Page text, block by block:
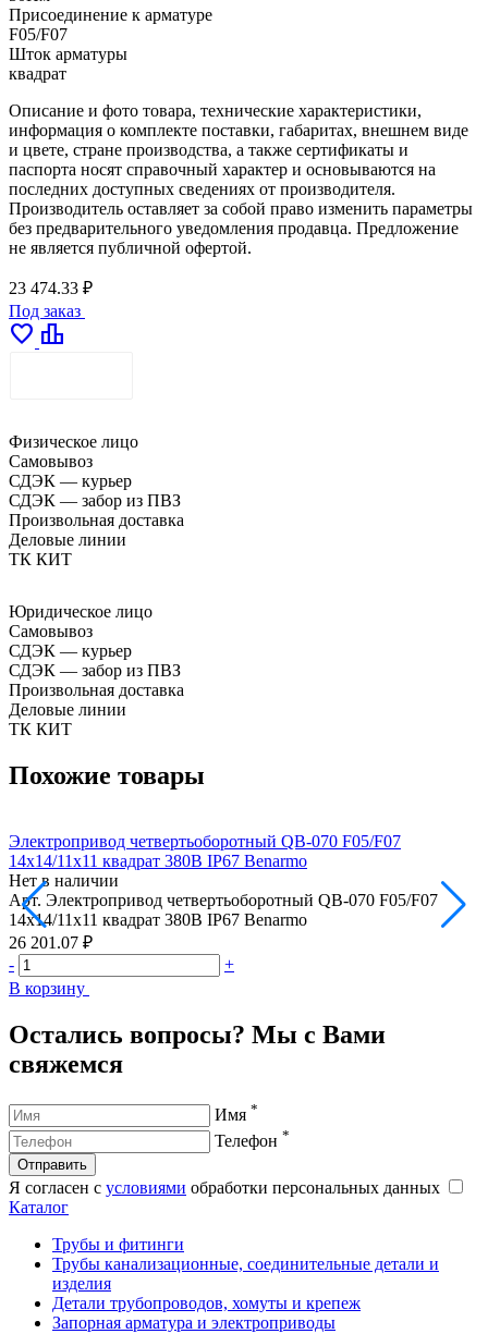
Присоединение к арматуре
F05/F07
Шток арматуры
квадрат
Описание и фото товара, технические характеристики,
информация о комплекте поставки, габаритах, внешнем виде
и цвете, стране производства, а также сертификаты и
паспорта носят справочный характер и основываются на
последних доступных сведениях от производителя.
Производитель оставляет за собой право изменить параметры
без предварительного уведомления продавца. Предложение
не является публичной офертой.
23 474.33 ₽
Под заказ
favorite leaderboard
Физическое лицо
Самовывоз
СДЭК — курьер
СДЭК — забор из ПВЗ
Произвольная доставка
Деловые линии
ТК КИТ
Юридическое лицо
Самовывоз
СДЭК — курьер
СДЭК — забор из ПВЗ
Произвольная доставка
Деловые линии
ТК КИТ
Похожие товары
Электропривод четвертьоборотный QB-070 F05/F07
14х14/11х11 квадрат 380В IP67 Benarmo
Нет в наличии
Арт. Электропривод четвертьоборотный QB-070 F05/F07
14х14/11х11 квадрат 380В IP67 Benarmo
26 201.07 ₽
-
+
В корзину
Остались вопросы? Мы с Вами
свяжемся
Имя *
Телефон *
Отправить
Я согласен с условиями обработки персональных данных
Каталог
Трубы и фитинги
Трубы канализационные, соединительные детали и
изделия
Детали трубопроводов, хомуты и крепеж
Запорная арматура и электроприводы